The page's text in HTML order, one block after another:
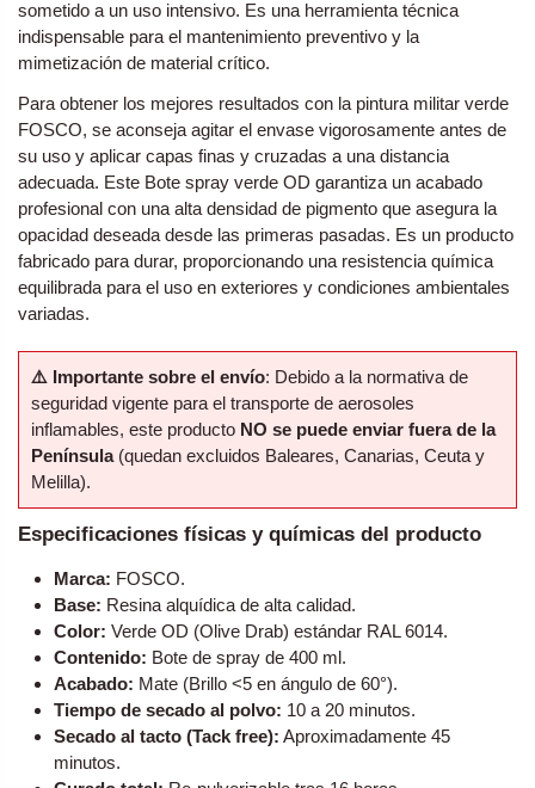
sometido a un uso intensivo. Es una herramienta técnica
indispensable para el mantenimiento preventivo y la
mimetización de material crítico.
Para obtener los mejores resultados con la pintura militar verde
FOSCO, se aconseja agitar el envase vigorosamente antes de
su uso y aplicar capas finas y cruzadas a una distancia
adecuada. Este Bote spray verde OD garantiza un acabado
profesional con una alta densidad de pigmento que asegura la
opacidad deseada desde las primeras pasadas. Es un producto
fabricado para durar, proporcionando una resistencia química
equilibrada para el uso en exteriores y condiciones ambientales
variadas.
⚠️ Importante sobre el envío: Debido a la normativa de
seguridad vigente para el transporte de aerosoles
inflamables, este producto NO se puede enviar fuera de la
Península(quedan excluidos Baleares, Canarias, Ceuta y
Melilla).
Especificaciones físicas y químicas del producto
Marca: FOSCO.
Base: Resina alquídica de alta calidad.
Color: Verde OD (Olive Drab) estándar RAL 6014.
Contenido: Bote de spray de 400 ml.
Acabado: Mate (Brillo <5 en ángulo de 60°).
Tiempo de secado al polvo: 10 a 20 minutos.
Secado al tacto (Tack free): Aproximadamente 45
minutos.